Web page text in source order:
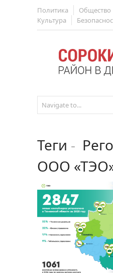
Политика Общество
Культура
Теги -
ООО